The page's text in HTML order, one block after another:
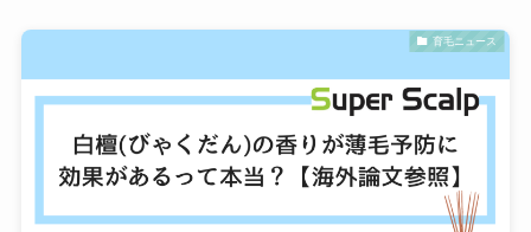
育毛ニュース